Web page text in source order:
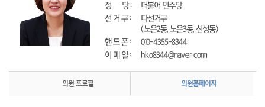
정      당 :
더불어 민주당
선 거 구 :
다선거구
(노은2동, 노은3동, 신성동)
핸 드 폰 :
010-4355-8344
이 메 일 :
hko8344@naver.com
의원 프로필 의원홈페이지